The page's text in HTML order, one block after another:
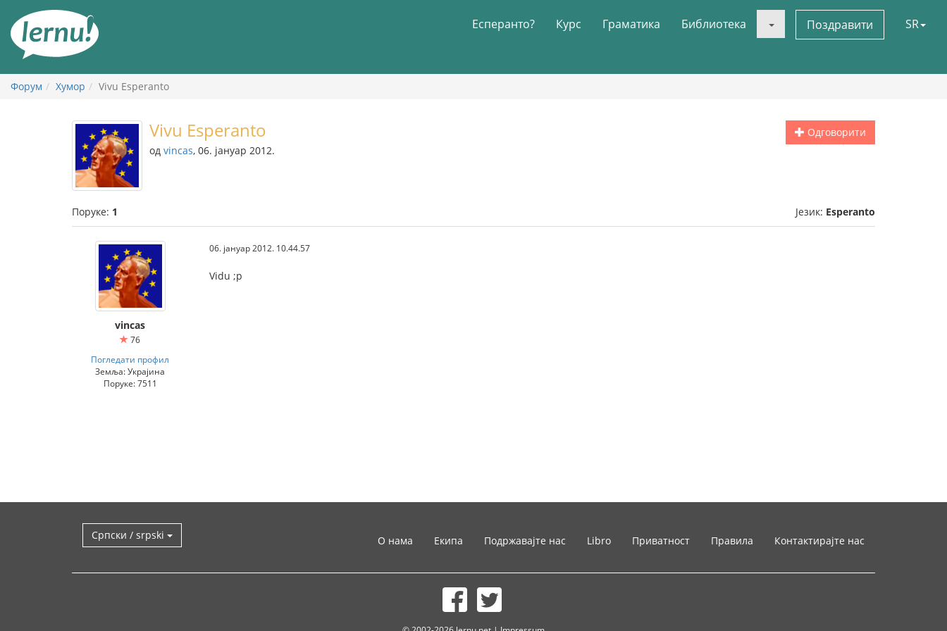
садржају
Есперанто? Курс Граматика Библиотека Поздравити SR
Форум Хумор Vivu Esperanto
Одговорити
Vivu Esperanto
од vincas, 06. јануар 2012.
Поруке: 1 Језик: Esperanto
vincas
76
Погледати профил
Земља: Украјина
Поруке: 7511
06. јануар 2012. 10.44.57
Vidu ;p
Српски / srpski О нама Екипа Подржавајте нас Libro Приватност Правила Контактирајте нас